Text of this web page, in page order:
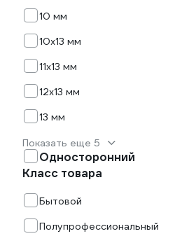
10 мм
10х13 мм
11х13 мм
12х13 мм
13 мм
Показать еще 5
Односторонний
Класс товара
Бытовой
Полупрофессиональный